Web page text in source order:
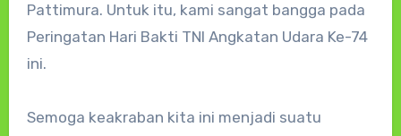
Pattimura. Untuk itu, kami sangat bangga pada
Peringatan Hari Bakti TNI Angkatan Udara Ke-74
ini.
Semoga keakraban kita ini menjadi suatu